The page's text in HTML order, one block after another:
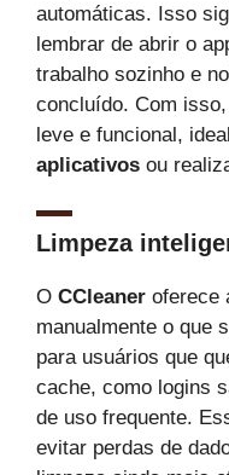
automáticas. Isso
lembrar de abrir o
trabalho sozinho e
concluído. Com
leve e funcional,
aplicativos ou
Limpeza
O CCleaner oferece
manualmente o que
para usuários que
cache, como logins
de uso frequente.
evitar perdas de